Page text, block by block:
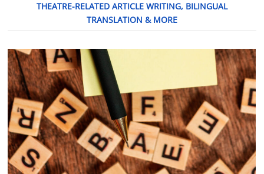
THEATRE-RELATED ARTICLE WRITING, BILINGUAL
TRANSLATION & MORE